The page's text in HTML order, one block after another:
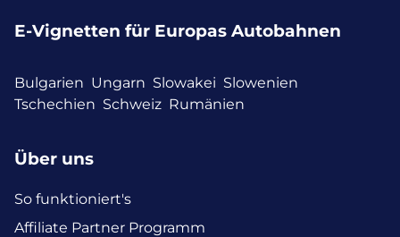
E-Vignetten für Europas Autobahnen
Bulgarien Ungarn Slowakei Slowenien
Tschechien Schweiz Rumänien
Über uns
So funktioniert's
Affiliate Partner Programm